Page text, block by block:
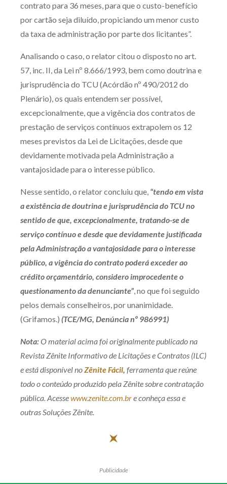
Av. Sete de Setembro, 4698
Batel
Curitiba/ 80240-000
Telefone (41) 2109-8666
Whatsapp (41) 98881-6616
contrato para 36 meses, para que o custo-benefício
por cartão seja diluído, propiciando um menor custo
da taxa de administração por parte dos licitantes”.
Analisando o caso, o relator citou o disposto no art.
57, inc. II, da Lei nº 8.666/1993, bem como doutrina e
jurisprudência do TCU (Acórdão nº 490/2012 do
Plenário), os quais entendem ser possível,
excepcionalmente, que a vigência dos contratos de
prestação de serviços contínuos extrapolem os 12
meses previstos da Lei de Licitações, desde que
devidamente motivada pela Administração a
vantajosidade para o interesse público.
Nesse sentido, o relator concluiu que, “tendo em vista
a existência de doutrina e jurisprudência do TCU no
sentido de que, excepcionalmente, tratando-se de
serviço contínuo e desde que devidamente justificada
pela Administração a vantajosidade para o interesse
público, a vigência do contrato poderá exceder ao
crédito orçamentário, considero improcedente o
questionamento da denunciante”, no que foi seguido
pelos demais conselheiros, por unanimidade.
(Grifamos.) (TCE/MG, Denúncia nº 986991)
Nota:O material acima foi originalmente publicado na
Revista Zênite Informativo de Licitações e Contratos (ILC)
e está disponível noZênite Fácil, ferramenta que reúne
todo o conteúdo produzido pela Zênite sobre contratação
pública. Acessewww.zenite.com.bre conheça essa e
outras Soluções Zênite.
Publicidade